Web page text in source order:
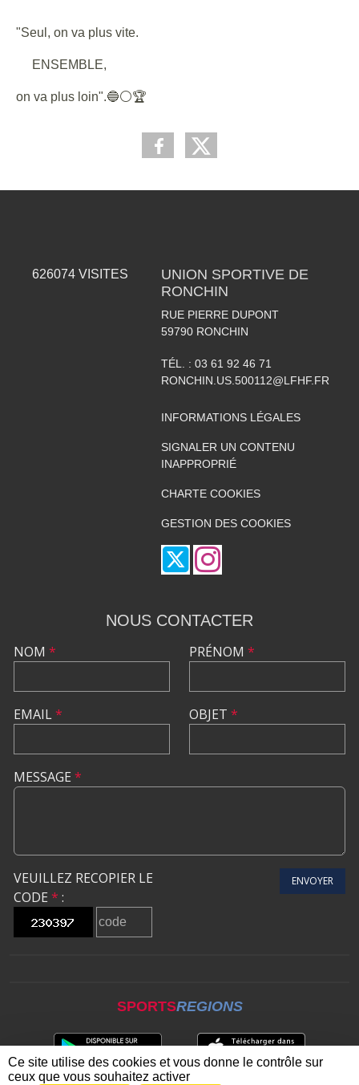
"Seul, on va plus vite.
ENSEMBLE,
on va plus loin".🔵⚪🏆
626074 VISITES
UNION SPORTIVE DE
RONCHIN
RUE PIERRE DUPONT
59790 RONCHIN
TÉL. : 03 61 92 46 71
RONCHIN.US.500112@LFHF.FR
INFORMATIONS LÉGALES
SIGNALER UN CONTENU
INAPPROPRIÉ
CHARTE COOKIES
GESTION DES COOKIES
NOUS CONTACTER
NOM *
EMAIL*
PRÉNOM *
OBJET *
MESSAGE *
VEUILLEZ RECOPIER LE
CODE * :
ENVOYER
SPORTSREGIONS
Ce site utilise des cookies et vous donne le contrôle sur
ceux que vous souhaitez activer